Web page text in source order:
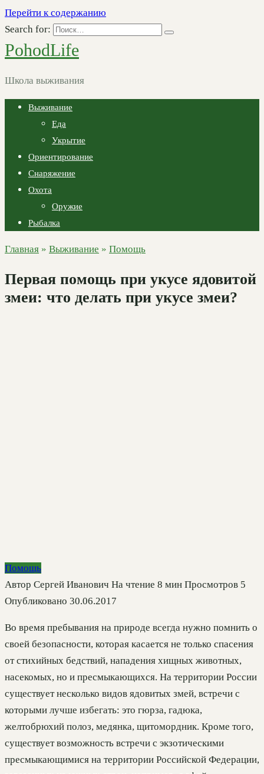
Перейти к содержанию
Search for:
PohodLife
Школа выживания
Выживание
Еда
Укрытие
Ориентирование
Снаряжение
Охота
Оружие
Рыбалка
Главная » Выживание » Помощь
Первая помощь при укусе ядовитой
змеи: что делать при укусе змеи?
Помощь
Автор Сергей Иванович На чтение 8 мин Просмотров 5
Опубликовано 30.06.2017
Во время пребывания на природе всегда нужно помнить о
своей безопасности, которая касается не только спасения
от стихийных бедствий, нападения хищных животных,
насекомых, но и пресмыкающихся. На территории России
существует несколько видов ядовитых змей, встречи с
которыми лучше избегать: это гюрза, гадюка,
желтобрюхий полоз, медянка, щитомордник. Кроме того,
существует возможность встречи с экзотическими
пресмыкающимися на территории Российской Федерации,